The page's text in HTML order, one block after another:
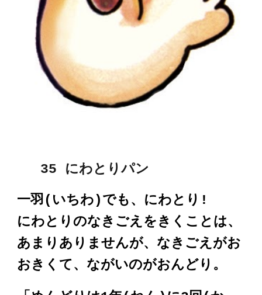
35 にわとりパン
一羽(いちわ)でも、にわとり!
にわとりのなきごえをきくことは、
あまりありませんが、なきごえがお
おきくて、ながいのがおんどり。